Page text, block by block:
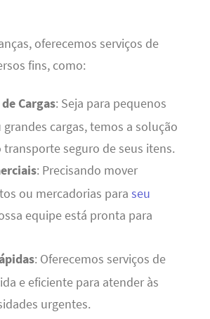
oferecemos serviços de
fins, como:
Cargas: Seja para pequenos
cargas, temos a solução
transporte seguro de seus itens.
: Precisando mover
ou mercadorias para seu
equipe está pronta para
: Oferecemos serviços de
e eficiente para atender às
urgentes.